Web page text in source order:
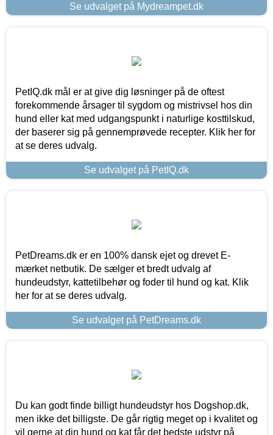
Se udvalget på Mydreampet.dk
PetIQ.dk mål er at give dig løsninger på de oftest
forekommende årsager til sygdom og mistrivsel hos din
hund eller kat med udgangspunkt i naturlige kosttilskud,
der baserer sig på gennemprøvede recepter. Klik her for
at se deres udvalg.
Se udvalget på PetIQ.dk
PetDreams.dk er en 100% dansk ejet og drevet E-
mærket netbutik. De sælger et bredt udvalg af
hundeudstyr, kattetilbehør og foder til hund og kat. Klik
her for at se deres udvalg.
Se udvalget på PetDreams.dk
Du kan godt finde billigt hundeudstyr hos Dogshop.dk,
men ikke det billigste. De går rigtig meget op i kvalitet og
vil gerne at din hund og kat får det bedste udstyr på